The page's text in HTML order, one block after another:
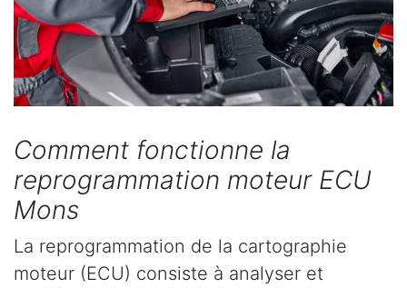
Comment fonctionne la
reprogrammation moteur ECU
Mons
La reprogrammation de la cartographie
moteur (ECU) consiste à analyser et